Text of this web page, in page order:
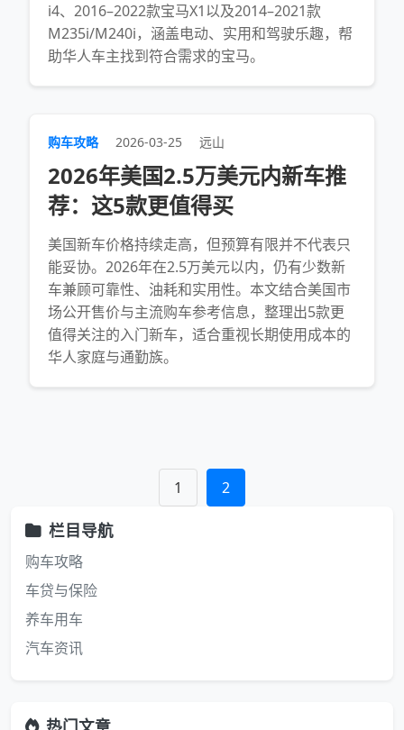
i4、2016–2022款宝马X1以及2014–2021款
M235i/M240i，涵盖电动、实用和驾驶乐趣，帮
助华人车主找到符合需求的宝马。
购车攻略 2026-03-25 远山
2026年美国2.5万美元内新车推
荐：这5款更值得买
美国新车价格持续走高，但预算有限并不代表只
能妥协。2026年在2.5万美元以内，仍有少数新
车兼顾可靠性、油耗和实用性。本文结合美国市
场公开售价与主流购车参考信息，整理出5款更
值得关注的入门新车，适合重视长期使用成本的
华人家庭与通勤族。
1 2
栏目导航
购车攻略
车贷与保险
养车用车
汽车资讯
热门文章